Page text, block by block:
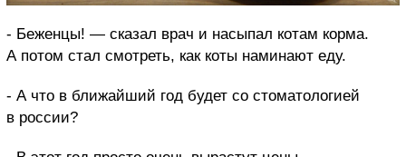
- Беженцы! — сказал врач и насыпал котам корма.
А потом стал смотреть, как коты наминают еду.
- А что в ближайший год будет со стоматологией
в россии?